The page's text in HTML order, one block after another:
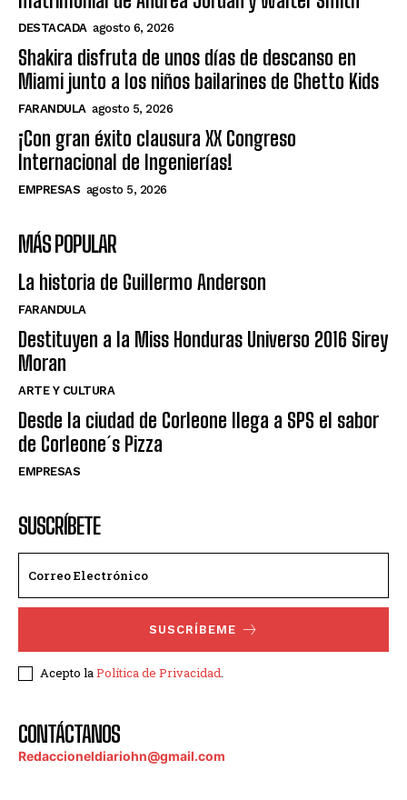
DESTACADA agosto 6, 2026
Shakira disfruta de unos días de descanso en
Miami junto a los niños bailarines de Ghetto Kids
FARANDULA agosto 5, 2026
¡Con gran éxito clausura XX Congreso
Internacional de Ingenierías!
EMPRESAS agosto 5, 2026
MÁS POPULAR
La historia de Guillermo Anderson
FARANDULA
Destituyen a la Miss Honduras Universo 2016 Sirey
Moran
ARTE Y CULTURA
Desde la ciudad de Corleone llega a SPS el sabor
de Corleone´s Pizza
EMPRESAS
SUSCRÍBETE
SUSCRÍBEME
Acepto laPolítica de Privacidad.
CONTÁCTANOS
Redaccioneldiariohn@gmail.com